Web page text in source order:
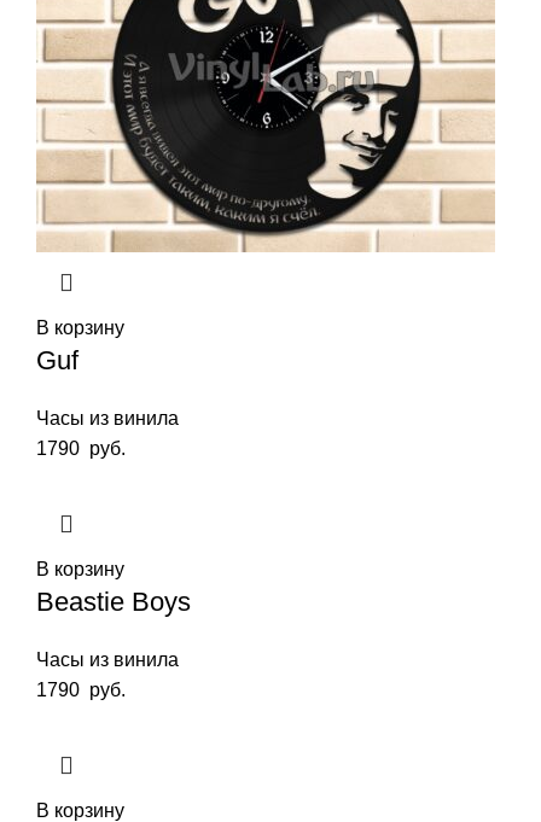
В корзину
Guf
Часы из винила
1790 руб.
В корзину
Beastie Boys
Часы из винила
1790 руб.
В корзину